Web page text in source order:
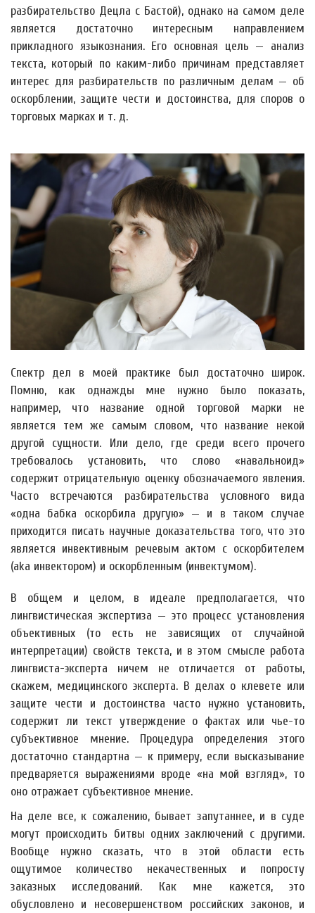
разбирательство Децла с Бастой), однако на самом деле
является достаточно интересным направлением
прикладного языкознания. Его основная цель — анализ
текста, который по каким-либо причинам представляет
интерес для разбирательств по различным делам — об
оскорблении, защите чести и достоинства, для споров о
торговых марках и т. д.
Спектр дел в моей практике был достаточно широк.
Помню, как однажды мне нужно было показать,
например, что название одной торговой марки не
является тем же самым словом, что название некой
другой сущности. Или дело, где среди всего прочего
требовалось установить, что слово «навальноид»
содержит отрицательную оценку обозначаемого явления.
Часто встречаются разбирательства условного вида
«одна бабка оскорбила другую» — и в таком случае
приходится писать научные доказательства того, что это
является инвективным речевым актом с оскорбителем
(aka инвектором) и оскорбленным (инвектумом).
В общем и целом, в идеале предполагается, что
лингвистическая экспертиза — это процесс установления
объективных (то есть не зависящих от случайной
интерпретации) свойств текста, и в этом смысле работа
лингвиста-эксперта ничем не отличается от работы,
скажем, медицинского эксперта. В делах о клевете или
защите чести и достоинства часто нужно установить,
содержит ли текст утверждение о фактах или чье-то
субъективное мнение. Процедура определения этого
достаточно стандартна — к примеру, если высказывание
предваряется выражениями вроде «на мой взгляд», то
оно отражает субъективное мнение.
На деле все, к сожалению, бывает запутаннее, и в суде
могут происходить битвы одних заключений с другими.
Вообще нужно сказать, что в этой области есть
ощутимое количество некачественных и попросту
заказных исследований. Как мне кажется, это
обусловлено и несовершенством российских законов, и